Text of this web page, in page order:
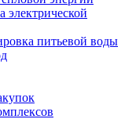
электрической
питьевой воды